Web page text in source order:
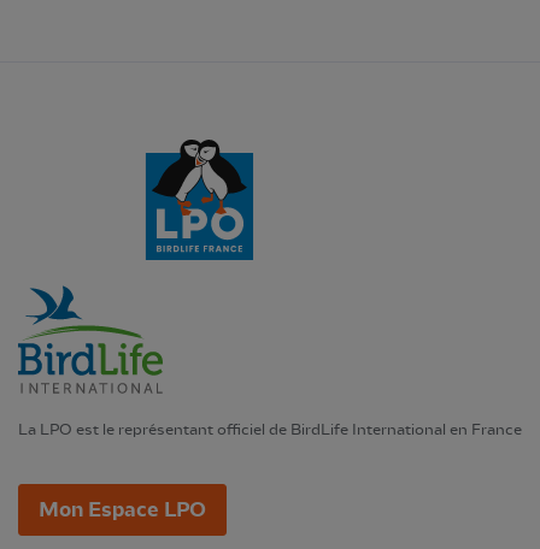
La LPO est le représentant officiel de BirdLife International en France
Mon Espace LPO